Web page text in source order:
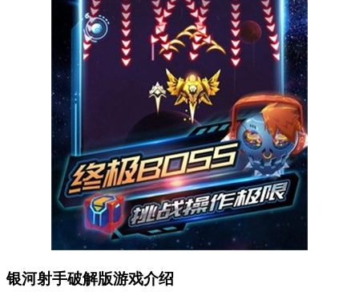
银河射手破解版游戏介绍